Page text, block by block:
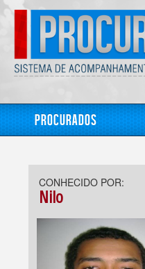
Procurados
CONHECIDO POR:
Nilo